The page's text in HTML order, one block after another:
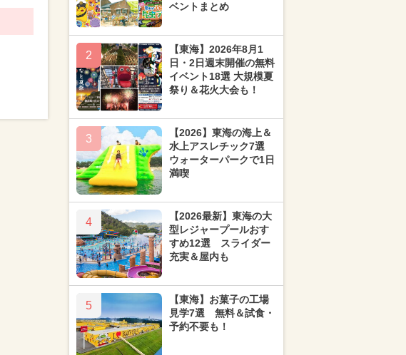
ベントまとめ
2
【東海】2026年8月1
日・2日週末開催の無料
イベント18選 大規模夏
祭り＆花火大会も！
3
【2026】東海の海上＆
水上アスレチック7選
ウォーターパークで1日
満喫
4
【2026最新】東海の大
型レジャープールおす
すめ12選 スライダー
充実＆屋内も
5
【東海】お菓子の工場
見学7選 無料＆試食・
予約不要も！